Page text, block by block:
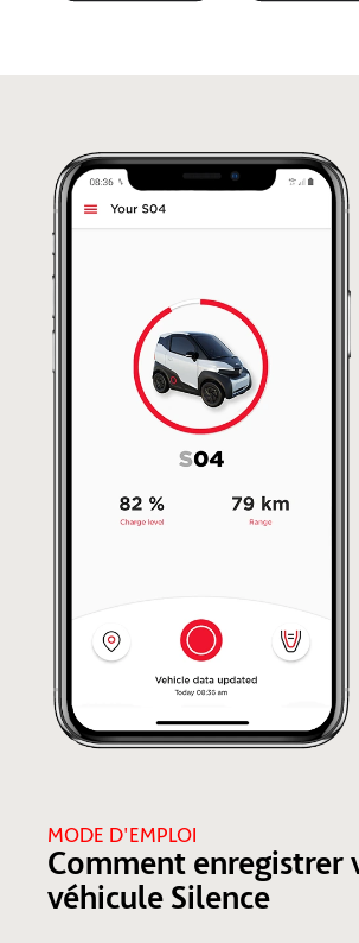
MODE D'EMPLOI
Comment enregistrer
véhicule Silence